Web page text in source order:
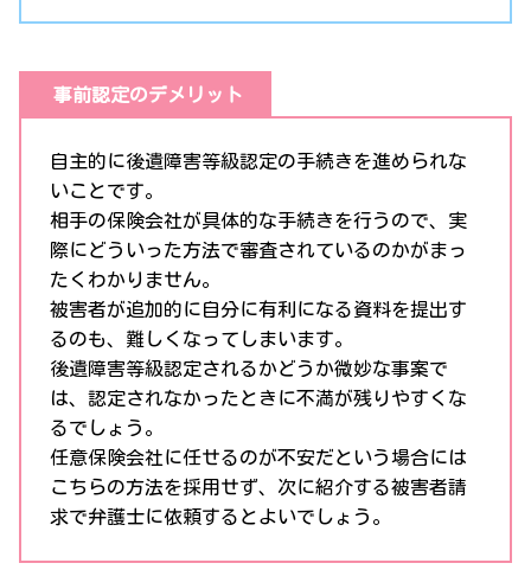
事前認定のデメリット
自主的に後遺障害等級認定の手続きを進められな
いことです。
相手の保険会社が具体的な手続きを行うので、実
際にどういった方法で審査されているのかがまっ
たくわかりません。
被害者が追加的に自分に有利になる資料を提出す
るのも、難しくなってしまいます。
後遺障害等級認定されるかどうか微妙な事案で
は、認定されなかったときに不満が残りやすくな
るでしょう。
任意保険会社に任せるのが不安だという場合には
こちらの方法を採用せず、次に紹介する被害者請
求で弁護士に依頼するとよいでしょう。